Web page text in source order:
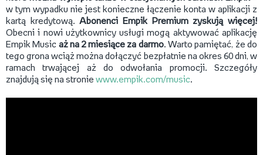
w tym wypadku nie jest konieczne łączenie konta w aplikacji z
kartą kredytową.Abonenci Empik Premium zyskują więcej!
Obecni i nowi użytkownicy usługi mogą aktywować aplikację
Empik Music aż na 2 miesiące za darmo. Warto pamiętać, że do
tego grona wciąż można dołączyć bezpłatnie na okres 60 dni, w
ramach trwającej aż do odwołania promocji. Szczegóły
znajdują się na stronie www.empik.com/music.